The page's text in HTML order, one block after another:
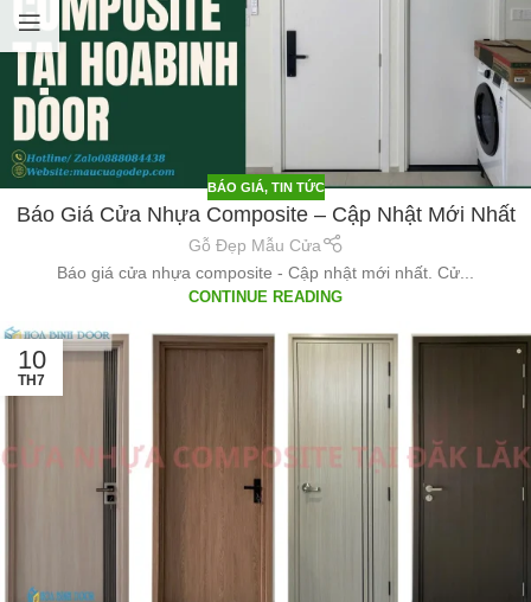
BÁO GIÁ, TIN TỨC
Báo Giá Cửa Nhựa Composite – Cập Nhật Mới Nhất
Gỗ Đẹp Mẫu Cửa
Báo giá cửa nhựa composite - Cập nhật mới nhất. Cử...
CONTINUE READING
10
TH7